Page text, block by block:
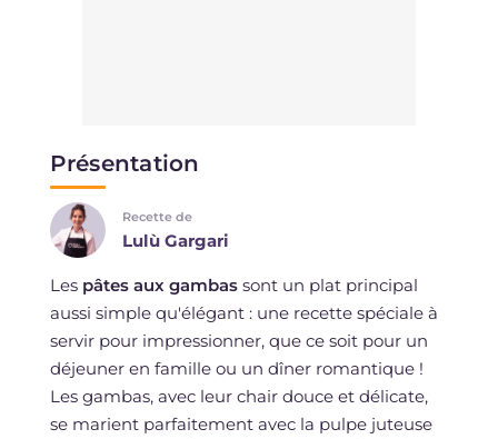
Présentation
Recette de
Lulù Gargari
Les pâtes aux gambassont un plat principal
aussi simple qu'élégant : une recette spéciale à
servir pour impressionner, que ce soit pour un
déjeuner en famille ou un dîner romantique !
Les gambas, avec leur chair douce et délicate,
se marient parfaitement avec la pulpe juteuse